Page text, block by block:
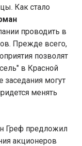
Как стало
проводить в
Прежде всего,
позволят
в Красной
заседания могут
менять
Греф предложил
акционеров